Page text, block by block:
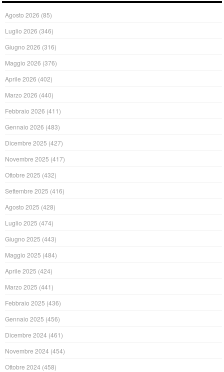
Agosto 2026 (85)
Luglio 2026 (346)
Giugno 2026 (316)
Maggio 2026 (376)
Aprile 2026 (402)
Marzo 2026 (440)
Febbraio 2026 (411)
Gennaio 2026 (483)
Dicembre 2025 (427)
Novembre 2025 (417)
Ottobre 2025 (432)
Settembre 2025 (416)
Agosto 2025 (428)
Luglio 2025 (474)
Giugno 2025 (443)
Maggio 2025 (484)
Aprile 2025 (424)
Marzo 2025 (441)
Febbraio 2025 (436)
Gennaio 2025 (456)
Dicembre 2024 (461)
Novembre 2024 (454)
Ottobre 2024 (458)